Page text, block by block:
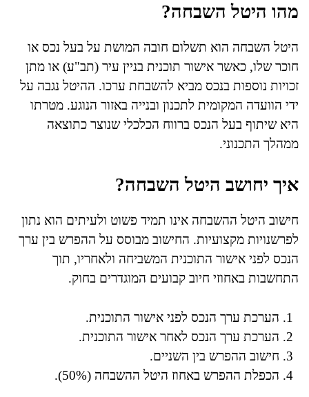
מהו היטל השבחה?
היטל השבחה הוא תשלום חובה המושת על בעל נכס או
חוכר שלו, כאשר אישור תוכנית בניין עיר (תב"ע) או מתן
זכויות נוספות בנכס מביא להשבחת ערכו. ההיטל נגבה על
ידי הוועדה המקומית לתכנון ובנייה באזור הנוגע. מטרתו
היא שיתוף בעל הנכס ברווח הכלכלי שנוצר כתוצאה
ממהלך התכנוני.
איך יחושב היטל השבחה?
חישוב היטל ההשבחה אינו תמיד פשוט ולעיתים הוא נתון
לפרשנויות מקצועיות. החישוב מבוסס על ההפרש בין ערך
הנכס לפני אישור התוכנית המשביחה ולאחריו, תוך
התחשבות באחוזי חיוב קבועים המוגדרים בחוק.
הערכת ערך הנכס לפני אישור התוכנית.
הערכת ערך הנכס לאחר אישור התוכנית.
חישוב ההפרש בין השניים.
הכפלת ההפרש באחוז היטל ההשבחה (50%).